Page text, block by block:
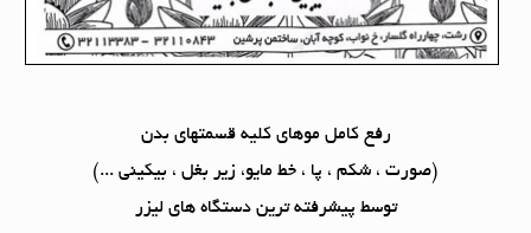
رفع کامل موهای کلیه قسمتهای بدن
(صورت ، شکم ، پا ، خط مایو، زیر بغل ، بیکینی ...)
توسط پیشرفته ترین دستگاه های لیزر